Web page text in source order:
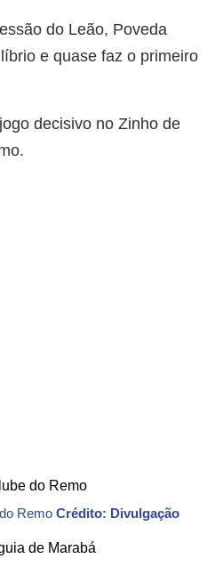
do Leão, Poveda
e quase faz o primeiro
decisivo no Zinho de
Remo Crédito: Divulgação